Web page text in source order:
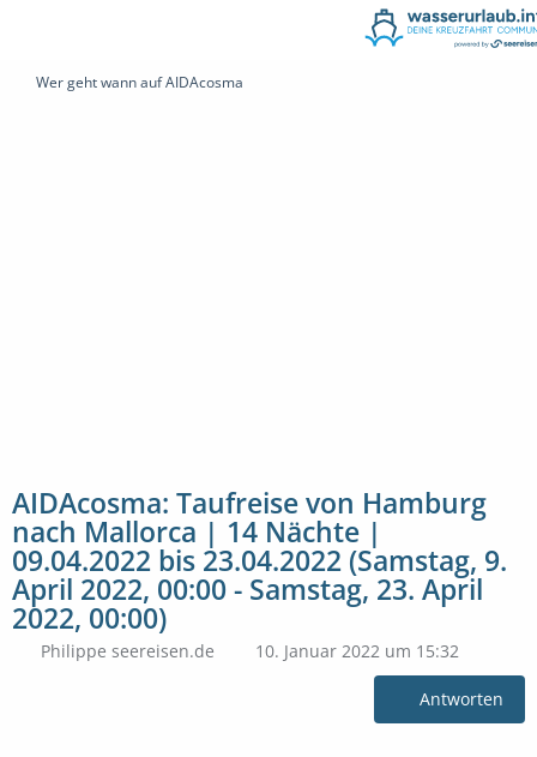
Wer geht wann auf AIDAcosma
AIDAcosma: Taufreise von Hamburg
nach Mallorca | 14 Nächte |
09.04.2022 bis 23.04.2022 (Samstag, 9.
April 2022, 00:00 - Samstag, 23. April
2022, 00:00)
Philippe seereisen.de 10. Januar 2022 um 15:32
Antworten